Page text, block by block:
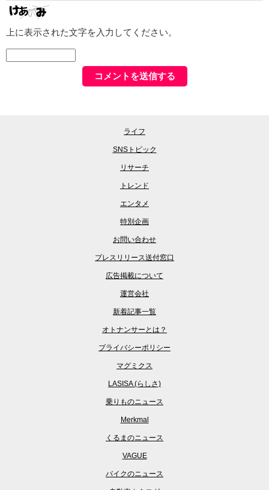
上に表示された文字を入力してください。
ライフ
SNSトピック
リサーチ
トレンド
エンタメ
特別企画
お問い合わせ
プレスリリース送付窓口
広告掲載について
運営会社
新着記事一覧
オトナンサーとは？
プライバシーポリシー
マグミクス
LASISA (らしさ)
乗りものニュース
Merkmal
くるまのニュース
VAGUE
バイクのニュース